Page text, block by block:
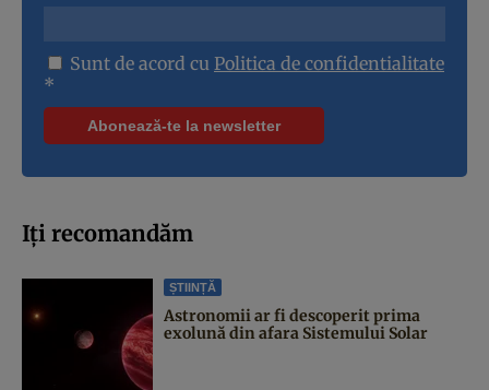
Sunt de acord cu Politica de confidentialitate
*
Iți recomandăm
ȘTIINȚĂ
Astronomii ar fi descoperit prima
exolună din afara Sistemului Solar